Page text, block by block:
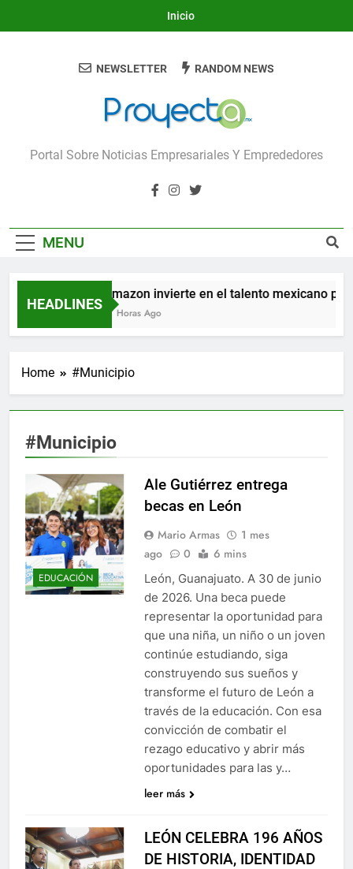
Inicio
Proyecta
Portal Sobre Noticias Empresariales Y Emprededores
NEWSLETTER RANDOM NEWS
MENU
HEADLINES
Amazon invierte en el talento mexicano
17 Horas Ago
Home #Municipio
#Municipio
EDUCACIÓN
Ale Gutiérrez entrega
becas en León
Mario Armas
1 mes
ago
0 6 mins
León, Guanajuato. A 30 de junio
de 2026. Una beca puede
representar la oportunidad para
que una niña, un niño o un joven
continúe estudiando, siga
construyendo sus sueños y
transforme el futuro de León a
través de la educación. Con esa
convicción de combatir el
rezago educativo y abrir más
oportunidades para las y…
leer más
LEÓN CELEBRA 196 AÑOS
DE HISTORIA, IDENTIDAD